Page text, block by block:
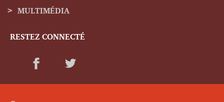
MULTIMÉDIA
RESTEZ CONNECTÉ